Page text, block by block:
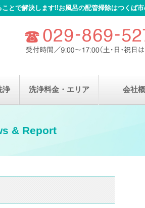
で解決します!!お風呂の配管掃除はつくば
浄 洗浄料金・エリア 会社
& Report